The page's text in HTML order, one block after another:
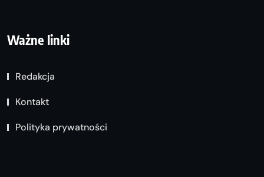
Ważne linki
Redakcja
Kontakt
Polityka prywatności